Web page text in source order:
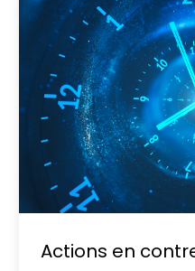
Actions en